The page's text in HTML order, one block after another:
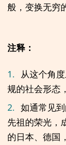
般，变换无穷
注释：
1.
从这个角
规的社会形态
2. 如通常见
先祖的荣光，
的日本、德国